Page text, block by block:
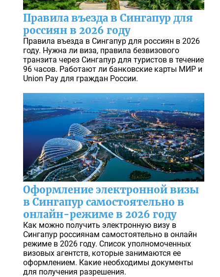
Правила въезда в Сингапур для
россиян в 2026 году
Правила въезда в Сингапур для россиян в 2026
году. Нужна ли виза, правила безвизового
транзита через Сингапур для туристов в течение
96 часов. Работают ли банковские карты МИР и
Union Pay для граждан России.
Оформление электронной визы
в Сингапур самостоятельно в
онлайн-режиме в 2026 году
Как можно получить электронную визу в
Сингапур россиянам самостоятельно в онлайн
режиме в 2026 году. Список уполномоченных
визовых агентств, которые занимаются ее
оформлением. Какие необходимы документы
для получения разрешения.